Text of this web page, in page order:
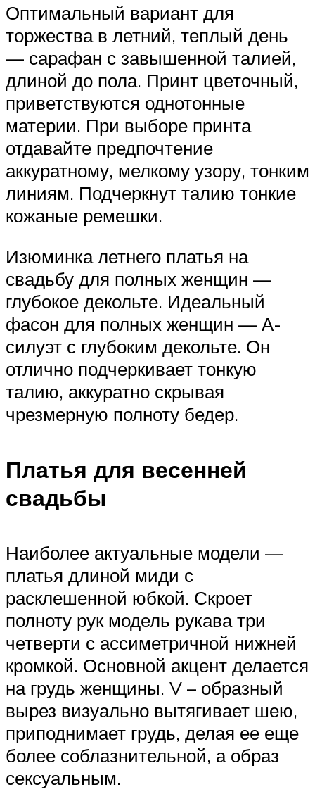
Оптимальный вариант для
торжества в летний, теплый день
— сарафан с завышенной талией,
длиной до пола. Принт цветочный,
приветствуются однотонные
материи. При выборе принта
отдавайте предпочтение
аккуратному, мелкому узору, тонким
линиям. Подчеркнут талию тонкие
кожаные ремешки.
Изюминка летнего платья на
свадьбу для полных женщин —
глубокое декольте. Идеальный
фасон для полных женщин — А-
силуэт с глубоким декольте. Он
отлично подчеркивает тонкую
талию, аккуратно скрывая
чрезмерную полноту бедер.
Платья для весенней
свадьбы
Наиболее актуальные модели —
платья длиной миди с
расклешенной юбкой. Скроет
полноту рук модель рукава три
четверти с ассиметричной нижней
кромкой. Основной акцент делается
на грудь женщины. V – образный
вырез визуально вытягивает шею,
приподнимает грудь, делая ее еще
более соблазнительной, а образ
сексуальным.